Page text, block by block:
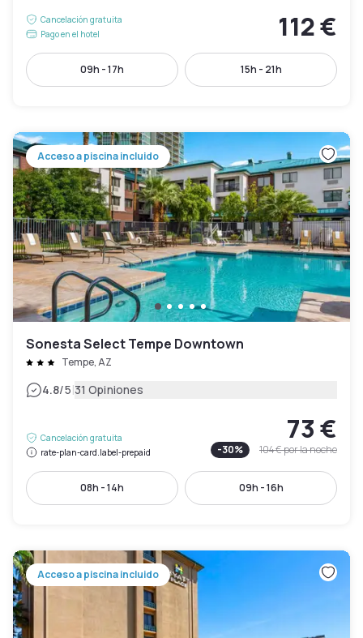
Cancelación gratuita
Pago en el hotel
112 €
09h - 17h 15h - 21h
Acceso a piscina incluido
Sonesta Select Tempe Downtown
Tempe, AZ
4.8/5|31 Opiniones
Cancelación gratuita
rate-plan-card.label-prepaid
73 €
-30% 104 €por la noche
08h - 14h 09h - 16h
Acceso a piscina incluido